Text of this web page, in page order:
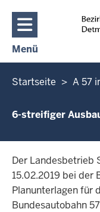
Menü
Sie
sich
Startseite A 57
6-streifiger
Der Landesbetrieb
15.02.2019 bei der
Planunterlagen für
Bundesautobahn